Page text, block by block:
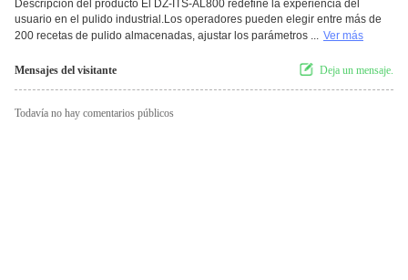
Descripción del producto El DZ-ITS-AL800 redefine la experiencia del
usuario en el pulido industrial.Los operadores pueden elegir entre más de
200 recetas de pulido almacenadas, ajustar los parámetros ... Ver más
Mensajes del visitante Deja un mensaje.
Todavía no hay comentarios públicos